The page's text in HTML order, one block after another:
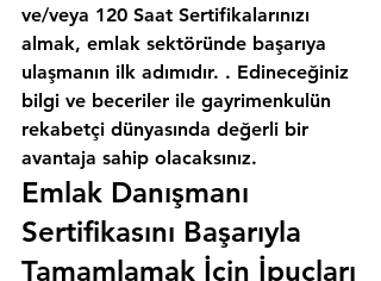
ve/veya 120 Saat Sertifikalarınızı
almak, emlak sektöründe başarıya
ulaşmanın ilk adımıdır. . Edineceğiniz
bilgi ve beceriler ile gayrimenkulün
rekabetçi dünyasında değerli bir
avantaja sahip olacaksınız.
Emlak Danışmanı
Sertifikasını Başarıyla
Tamamlamak İçin İpuçları